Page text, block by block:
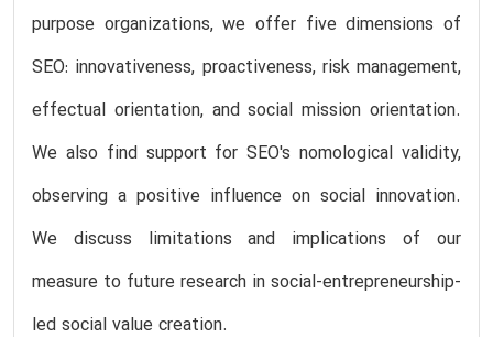
purpose organizations, we offer five dimensions of
SEO: innovativeness, proactiveness, risk management,
effectual orientation, and social mission orientation.
We also find support for SEO's nomological validity,
observing a positive influence on social innovation.
We discuss limitations and implications of our
measure to future research in social-entrepreneurship-
led social value creation.